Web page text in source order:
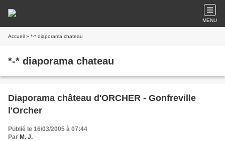
MENU
Accueil » *-* diaporama chateau
*-* diaporama chateau
Diaporama château d'ORCHER - Gonfreville
l'Orcher
Publié le 16/03/2005 à 07:44
Par M. J.